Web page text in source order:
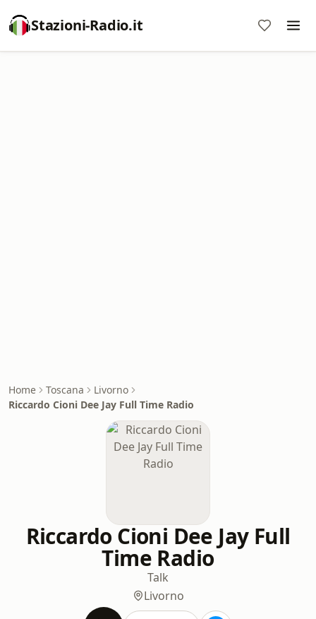
Stazioni-Radio.it
Home Toscana
Livorno
Riccardo Cioni Dee Jay Full Time Radio
Riccardo Cioni Dee Jay Full
Time Radio
Talk
Livorno